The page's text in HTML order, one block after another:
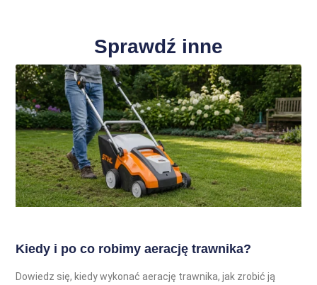
Sprawdź inne
Kiedy i po co robimy aerację trawnika?
Dowiedz się, kiedy wykonać aerację trawnika, jak zrobić ją